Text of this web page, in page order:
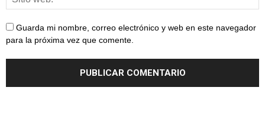
Guarda mi nombre, correo electrónico y web en este navegador
para la próxima vez que comente.